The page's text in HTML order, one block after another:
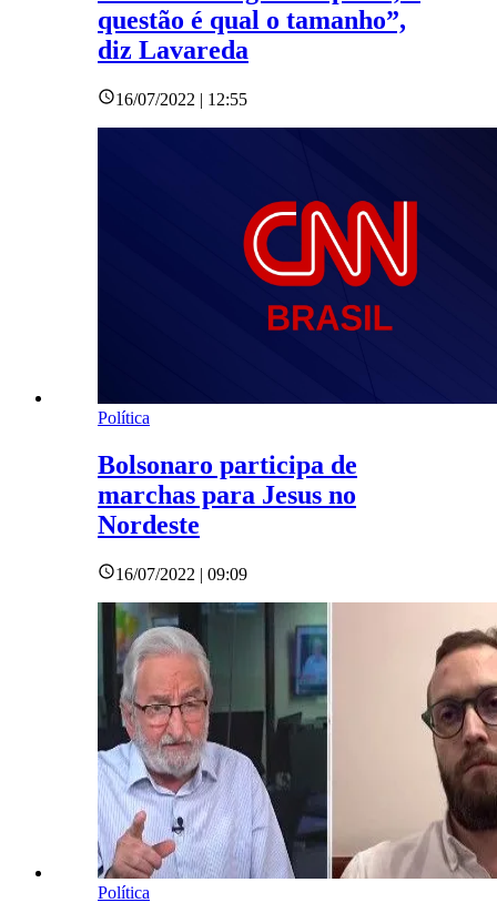
questão é qual o tamanho”,
diz Lavareda
16/07/2022 | 12:55
Política
Bolsonaro participa de
marchas para Jesus no
Nordeste
16/07/2022 | 09:09
Política